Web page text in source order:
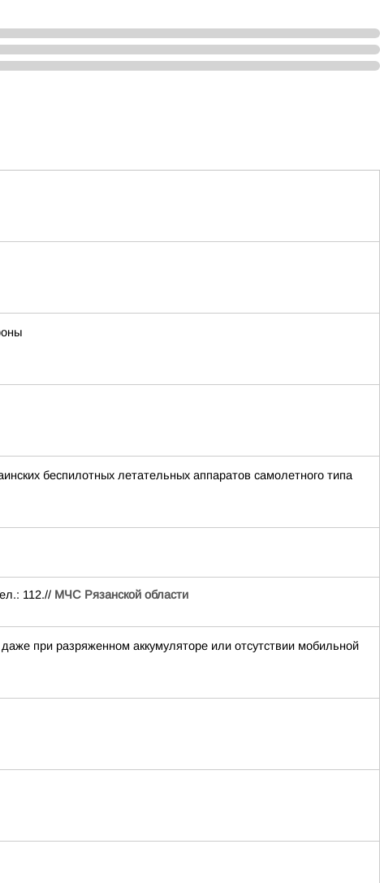
беспилотных летательных аппаратов самолетного типа
112.// МЧС Рязанской области
при разряженном аккумуляторе или отсутствии мобильной